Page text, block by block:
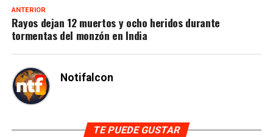
ANTERIOR
Rayos dejan 12 muertos y ocho heridos durante
tormentas del monzón en India
Notifalcon
TE PUEDE GUSTAR